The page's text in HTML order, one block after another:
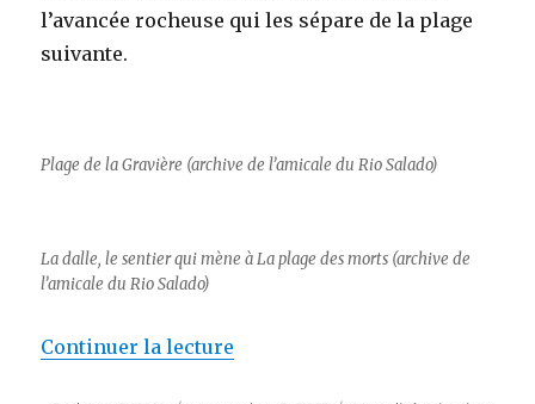
l’avancée rocheuse qui les sépare de la plage
suivante.
Plage de la Gravière (archive de l’amicale du Rio Salado)
La dalle, le sentier qui mène à La plage des morts (archive de
l’amicale du Rio Salado)
Continuer la lecture